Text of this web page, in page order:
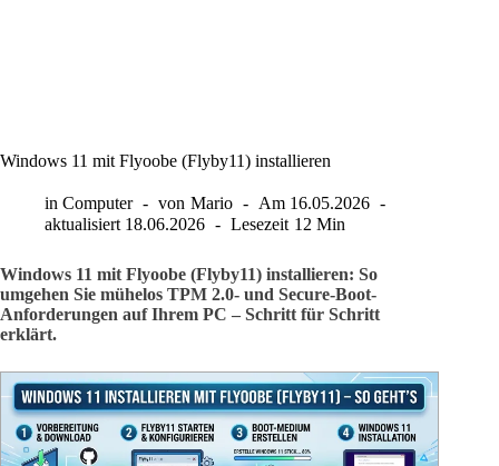
Windows 11 mit Flyoobe (Flyby11) installieren
in Computer von Mario Am 16.05.2026
aktualisiert 18.06.2026 Lesezeit 12 Min
Windows 11 mit Flyoobe (Flyby11) installieren: So
umgehen Sie mühelos TPM 2.0- und Secure-Boot-
Anforderungen auf Ihrem PC – Schritt für Schritt
erklärt.